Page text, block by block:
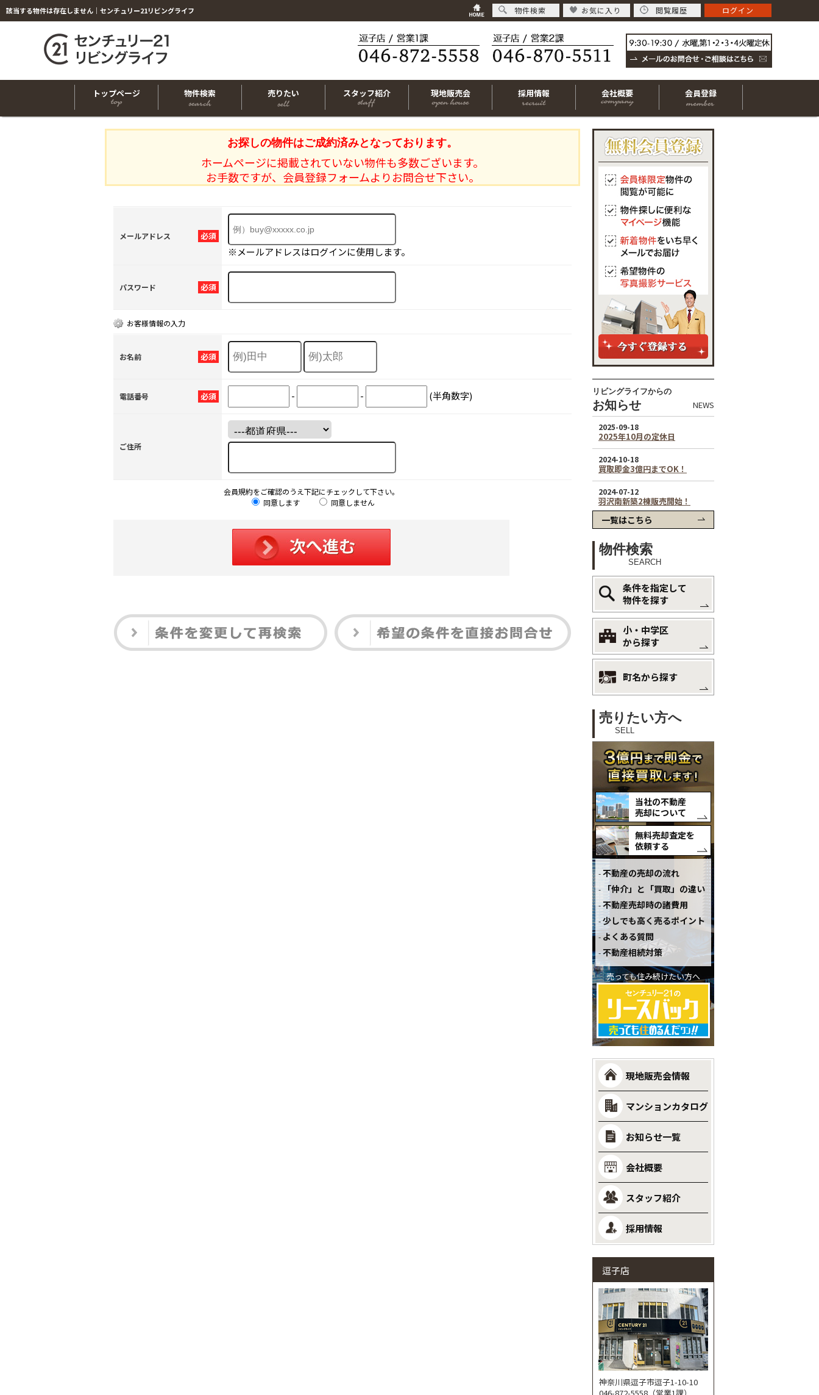
該当する物件は存在しません｜センチュリー21リビングライフ
トップページ 物件検索 売りたい スタッフ紹介 現地販売会 採用情報 会社概要 会員登録
お探しの物件はご成約済みとなっております。
ホームページに掲載されていない物件も多数ございます。
お手数ですが、会員登録フォームよりお問合せ下さい。
必須
メールアドレス
※メールアドレスはログインに使用します。
必須
パスワード
お客様情報の入力
必須
お名前
必須
電話番号 - - (半角数字)
ご住所
会員規約をご確認のうえ下記にチェックして下さい。
同意します
同意しません
リビングライフからの
お知らせ NEWS
一覧はこちら
物件検索
SEARCH
条件を指定して
物件を探す
小・中学区
から探す
町名から探す
売りたい方へ
SELL
当社の不動産
売却について
無料売却査定を
依頼する
不動産の売却の流れ
「仲介」と「買取」の違い
不動産売却時の諸費用
少しでも高く売るポイント
よくある質問
不動産相続対策
売っても住み続けたい方へ
現地販売会情報
マンションカタログ
お知らせ一覧
会社概要
スタッフ紹介
採用情報
逗子店
神奈川県逗子市逗子1-10-10
物件検索 お気に入り 閲覧履歴 ログイン